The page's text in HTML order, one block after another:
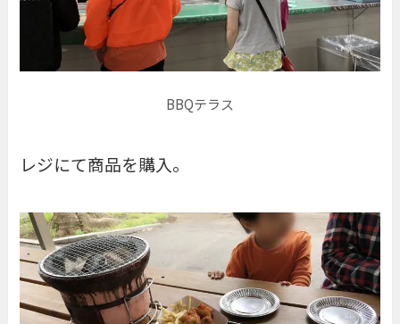
BBQテラス
レジにて商品を購入。